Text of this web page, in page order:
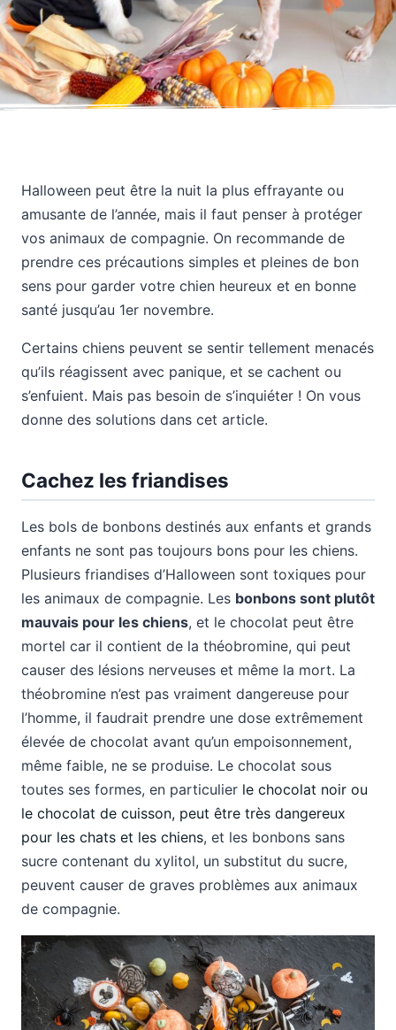
Halloween peut être la nuit la plus effrayante ou
amusante de l’année, mais il faut penser à protéger
vos animaux de compagnie. On recommande de
prendre ces précautions simples et pleines de bon
sens pour garder votre chien heureux et en bonne
santé jusqu’au 1er novembre.
Certains chiens peuvent se sentir tellement menacés
qu’ils réagissent avec panique, et se cachent ou
s’enfuient. Mais pas besoin de s’inquiéter ! On vous
donne des solutions dans cet article.
Cachez les friandises
Les bols de bonbons destinés aux enfants et grands
enfants ne sont pas toujours bons pour les chiens.
Plusieurs friandises d’Halloween sont toxiques pour
les animaux de compagnie. Les bonbons sont plutôt
mauvais pour les chiens, et le chocolat peut être
mortel car il contient de la théobromine, qui peut
causer des lésions nerveuses et même la mort. La
théobromine n’est pas vraiment dangereuse pour
l’homme, il faudrait prendre une dose extrêmement
élevée de chocolat avant qu’un empoisonnement,
même faible, ne se produise. Le chocolat sous
toutes ses formes, en particulier le chocolat noir ou
le chocolat de cuisson, peut être très dangereux
pour les chats et les chiens, et les bonbons sans
sucre contenant du xylitol, un substitut du sucre,
peuvent causer de graves problèmes aux animaux
de compagnie.